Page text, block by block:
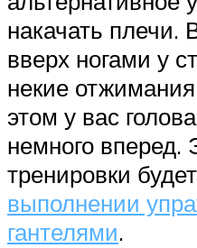
накачать плечи.
вверх ногами у
некие
этом у вас
немного вперед.
тренировки
выполнении
гантелями.